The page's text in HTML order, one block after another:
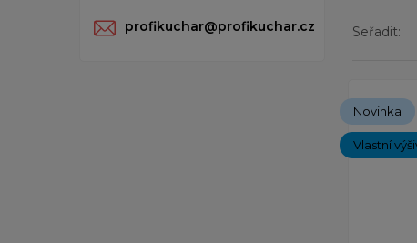
profikuchar@profikuchar.cz Seřadit:
Novinka
Vlastní